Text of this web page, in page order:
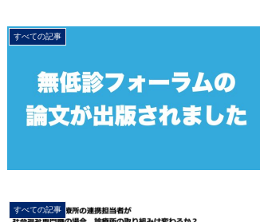
すべての記事
すべての記事